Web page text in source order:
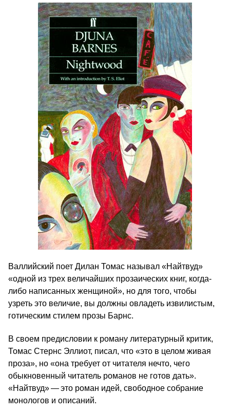
Валлийский поет Дилан Томас называл «Найтвуд»
«одной из трех величайших прозаических книг, когда-
либо написанных женщиной», но для того, чтобы
узреть это величие, вы должны овладеть извилистым,
готическим стилем прозы Барнс.
В своем предисловии к роману литературный критик,
Томас Стернс Эллиот, писал, что «это в целом живая
проза», но «она требует от читателя нечто, чего
обыкновенный читатель романов не готов дать».
«Найтвуд» — это роман идей, свободное собрание
монологов и описаний.